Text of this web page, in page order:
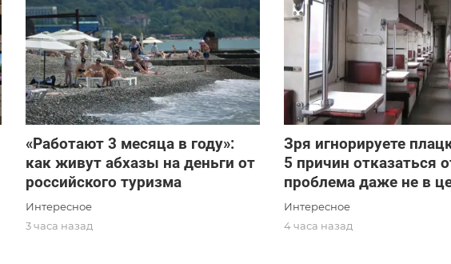
«Работают 3 месяца в году»:
как живут абхазы на деньги от
российского туризма
Интересное
3 часа назад
Зря игнорируете
5 причин отказаться
проблема даже не в
Интересное
4 часа назад